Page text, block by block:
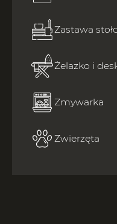
Zastawa
Żelazko i
Zmywarka
Zwierzęta